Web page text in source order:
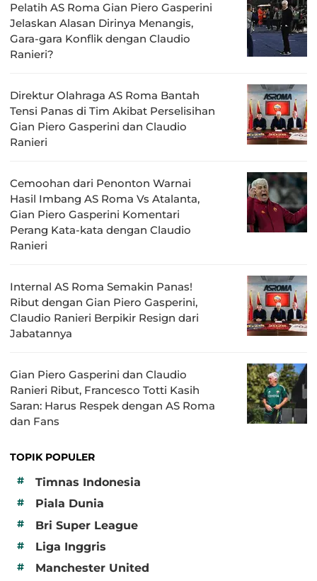
Pelatih AS Roma Gian Piero Gasperini
Jelaskan Alasan Dirinya Menangis,
Gara-gara Konflik dengan Claudio
Ranieri?
Direktur Olahraga AS Roma Bantah
Tensi Panas di Tim Akibat Perselisihan
Gian Piero Gasperini dan Claudio
Ranieri
Cemoohan dari Penonton Warnai
Hasil Imbang AS Roma Vs Atalanta,
Gian Piero Gasperini Komentari
Perang Kata-kata dengan Claudio
Ranieri
Internal AS Roma Semakin Panas!
Ribut dengan Gian Piero Gasperini,
Claudio Ranieri Berpikir Resign dari
Jabatannya
Gian Piero Gasperini dan Claudio
Ranieri Ribut, Francesco Totti Kasih
Saran: Harus Respek dengan AS Roma
dan Fans
TOPIK POPULER
#
Timnas Indonesia
# Piala Dunia
# Bri Super League
# Liga Inggris
# Manchester United